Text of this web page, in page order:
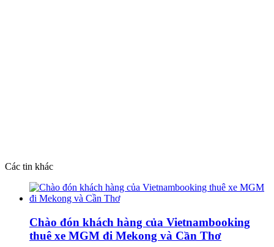
Các tin khác
Chào đón khách hàng của Vietnambooking
thuê xe MGM đi Mekong và Cần Thơ